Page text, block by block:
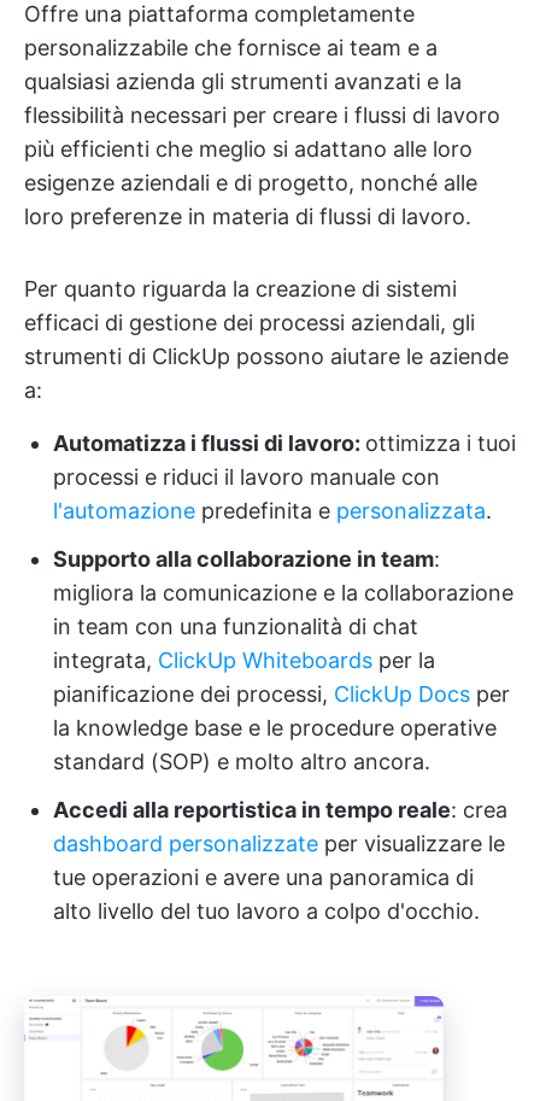
Offre una piattaforma completamente
personalizzabile che fornisce ai team e a
qualsiasi azienda gli strumenti avanzati e la
flessibilità necessari per creare i flussi di lavoro
più efficienti che meglio si adattano alle loro
esigenze aziendali e di progetto, nonché alle
loro preferenze in materia di flussi di lavoro.
Per quanto riguarda la creazione di sistemi
efficaci di gestione dei processi aziendali, gli
strumenti di ClickUp possono aiutare le aziende
a:
Automatizza i flussi di lavoro: ottimizza i tuoi
processi e riduci il lavoro manuale con
l'automazione predefinita e personalizzata.
Supporto alla collaborazione in team:
migliora la comunicazione e la collaborazione
in team con una funzionalità di chat
integrata, ClickUp Whiteboards per la
pianificazione dei processi, ClickUp Docs per
la knowledge base e le procedure operative
standard (SOP) e molto altro ancora.
Accedi alla reportistica in tempo reale: crea
dashboard personalizzate per visualizzare le
tue operazioni e avere una panoramica di
alto livello del tuo lavoro a colpo d'occhio.